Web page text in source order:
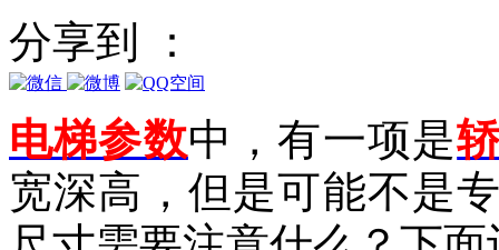
分享到 ：
电梯参数中，有一项是
宽深高，但是可能不是